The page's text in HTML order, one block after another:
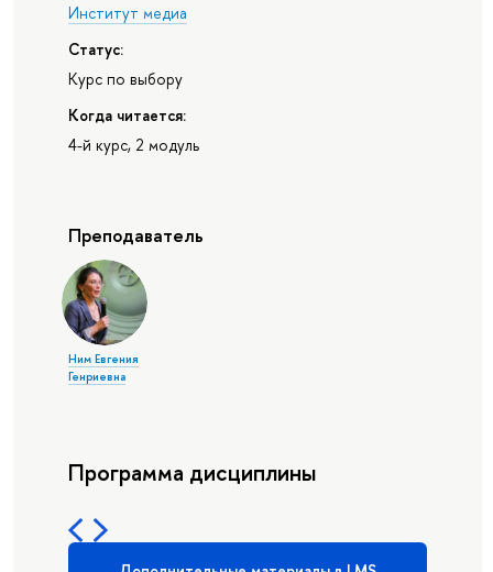
Институт медиа
Статус:
Курс по выбору
Когда читается:
4-й курс, 2 модуль
Преподаватель
Ним Евгения
Генриевна
Программа дисциплины